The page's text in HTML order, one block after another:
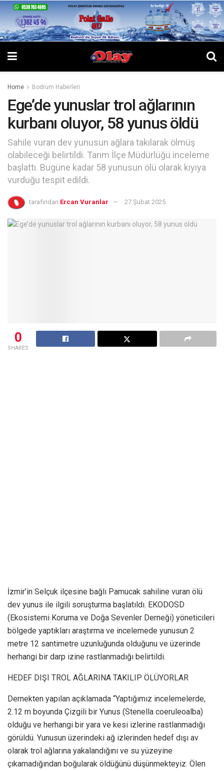
Home Bodrum Haberleri
Ege’de yunuslar trol ağlarının
kurbanı oluyor, 58 yunus öldü
Sahile vuran dev yunusun ağlara takılarak ölmüş
olabileceği belirtildi. Tarım İlçe Müdürlüğü inceleme
başlattı. Bugüne kadar 58 yunusun ölü olarak kıyıya
vurduğu tespit edildi.
tarafından Ercan Vuranlar 27 Şubat 2025
0
SHARES
İzmir’in Selçuk ilçesine bağlı Pamucak sahiline vuran ölü
dev yunus ile ilgili soruşturma başlatıldı. EKODOSD
(Ekosistemi Koruma ve Doğa Sevenler Derneği) yöneticileri
bölgede yaptıkları araştırma ve incelemede yunusun 2
metre 12 santimetre uzunluğunda olduğunu ve üzerinde
herhangi bir darp izine rastlanmadığı belirtildi.
HEDEF DIŞI TROL AĞLARINA TAKILIP ÖLÜYORLAR
Dernekten yapılan açıklamada “Yaptığımız incelemelerde,
2.12 m boyunda Çizgili bir Yunus (Stenella coeruleoalba)
olduğu ve herhangi bir yara ve kesi izlerine rastlanmadığı
görüldü. Yunusun üzerindeki ağ izlerinden hedef dışı av
olarak trol ağlarına yakalandığını ve su yüzeyine
çıkamadığından boğularak öldüğünü düşünmekteyiz. Ölen